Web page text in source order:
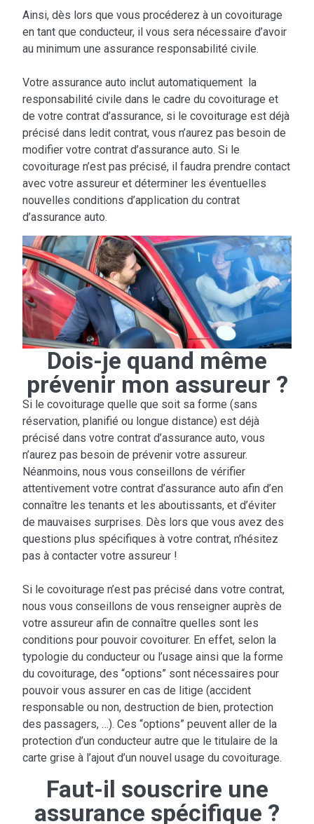
Ainsi, dès lors que vous procéderez à un covoiturage
en tant que conducteur, il vous sera nécessaire d’avoir
au minimum une assurance responsabilité civile.
Votre assurance auto inclut automatiquement la
responsabilité civile dans le cadre du covoiturage et
de votre contrat d’assurance, si le covoiturage est déjà
précisé dans ledit contrat, vous n’aurez pas besoin de
modifier votre contrat d’assurance auto. Si le
covoiturage n’est pas précisé, il faudra prendre contact
avec votre assureur et déterminer les éventuelles
nouvelles conditions d’application du contrat
d’assurance auto.
Dois-je quand même
prévenir mon assureur ?
Si le covoiturage quelle que soit sa forme (sans
réservation, planifié ou longue distance) est déjà
précisé dans votre contrat d’assurance auto, vous
n’aurez pas besoin de prévenir votre assureur.
Néanmoins, nous vous conseillons de vérifier
attentivement votre contrat d’assurance auto afin d’en
connaître les tenants et les aboutissants, et d’éviter
de mauvaises surprises. Dès lors que vous avez des
questions plus spécifiques à votre contrat, n’hésitez
pas à contacter votre assureur !
Si le covoiturage n’est pas précisé dans votre contrat,
nous vous conseillons de vous renseigner auprès de
votre assureur afin de connaître quelles sont les
conditions pour pouvoir covoiturer. En effet, selon la
typologie du conducteur ou l’usage ainsi que la forme
du covoiturage, des “options” sont nécessaires pour
pouvoir vous assurer en cas de litige (accident
responsable ou non, destruction de bien, protection
des passagers, …). Ces “options” peuvent aller de la
protection d’un conducteur autre que le titulaire de la
carte grise à l’ajout d’un nouvel usage du covoiturage.
Faut-il souscrire une
assurance spécifique ?